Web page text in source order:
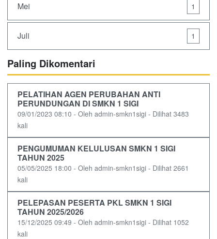
Mei 1
Juli 1
Paling Dikomentari
PELATIHAN AGEN PERUBAHAN ANTI
PERUNDUNGAN DI SMKN 1 SIGI
09/01/2023 08:10 - Oleh admin-smkn1sigi - Dilihat 3483
kali
PENGUMUMAN KELULUSAN SMKN 1 SIGI
TAHUN 2025
05/05/2025 18:00 - Oleh admin-smkn1sigi - Dilihat 2661
kali
PELEPASAN PESERTA PKL SMKN 1 SIGI
TAHUN 2025/2026
15/12/2025 09:49 - Oleh admin-smkn1sigi - Dilihat 1052
kali